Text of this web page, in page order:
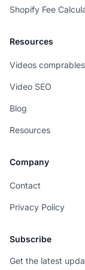
Shopify Fee
Resources
Videos
Video SEO
Blog
Resources
Company
Contact
Privacy Policy
Subscribe
Get the latest